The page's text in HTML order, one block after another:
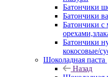
Батончики
Батончики
Батончики с
Батончики
кокосовые/
Шоколадная паста
Назад